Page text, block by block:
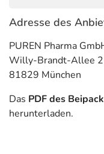
Immer:
-
- Herzschwäche
- Dialyse
- Blasenkrebs, auch
- Ausscheidung von
Adresse des
PUREN Pharma
Willy-Brandt-Allee 2
81829 München
Das PDF des
herunterladen.